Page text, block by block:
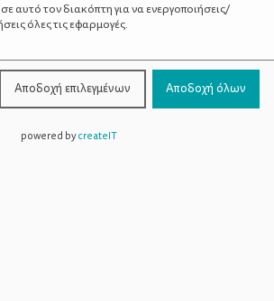
Επικοινωνία
800(από σταθερό,
χωρίς χρέωση)
αυτό τον διακόπτη για να ενεργοποιήσεις/
όλες τις εφαρμογές.
Αποδοχή επιλεγμένων Αποδοχή όλων
powered bycreateIT